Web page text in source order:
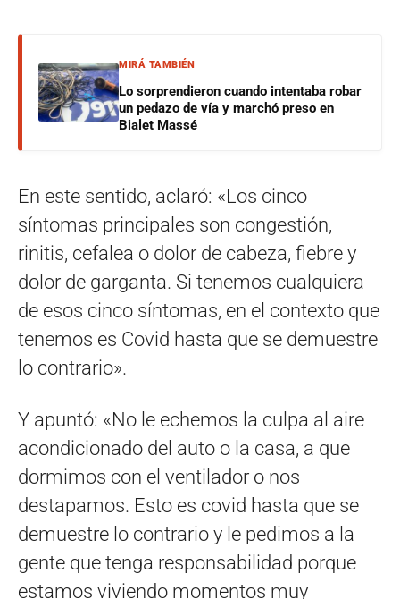
MIRÁ TAMBIÉN
Lo sorprendieron cuando intentaba robar
un pedazo de vía y marchó preso en
Bialet Massé
En este sentido, aclaró: «Los cinco
síntomas principales son congestión,
rinitis, cefalea o dolor de cabeza, fiebre y
dolor de garganta. Si tenemos cualquiera
de esos cinco síntomas, en el contexto que
tenemos es Covid hasta que se demuestre
lo contrario».
Y apuntó: «No le echemos la culpa al aire
acondicionado del auto o la casa, a que
dormimos con el ventilador o nos
destapamos. Esto es covid hasta que se
demuestre lo contrario y le pedimos a la
gente que tenga responsabilidad porque
estamos viviendo momentos muy